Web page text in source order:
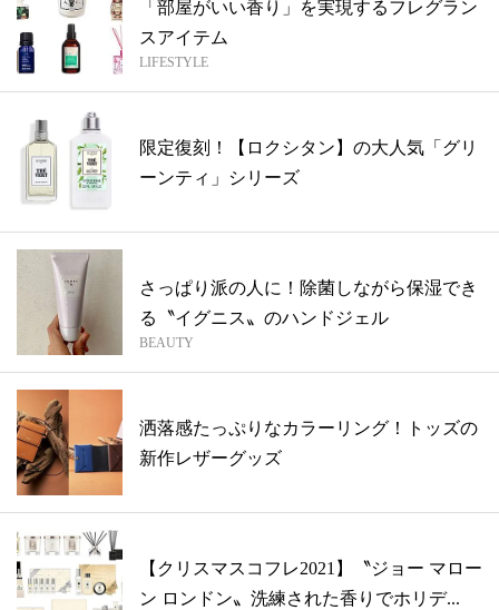
「部屋がいい香り」を実現するフレグラン
スアイテム
LIFESTYLE
限定復刻！【ロクシタン】の大人気「グリ
ーンティ」シリーズ
さっぱり派の人に！除菌しながら保湿でき
る〝イグニス〟のハンドジェル
BEAUTY
洒落感たっぷりなカラーリング！トッズの
新作レザーグッズ
【クリスマスコフレ2021】〝ジョー マロー
ン ロンドン〟洗練された香りでホリデ...